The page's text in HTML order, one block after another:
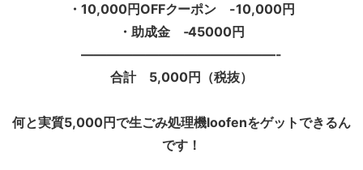
・10,000円OFFクーポン -10,000円
・助成金 ‐45000円
———————————————-
合計 5,000円（税抜）
何と実質5,000円で生ごみ処理機loofenをゲットできるん
です！